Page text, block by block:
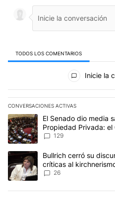
TODOS LOS COMENTARIOS
Todos los comentarios
Inicie la
CONVERSACIONES ACTIVAS
Este listado muestra los
Un artículo de tendencia con el
El Senado dio media
Propiedad Privada:
Ley del Manejo del
129
Un artículo de tendencia con el
Bullrich cerró su
críticas al
Capitanich al que le
26